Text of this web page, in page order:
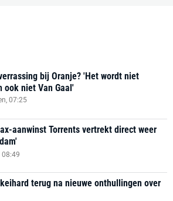
bij Oranje? 'Het wordt niet
ook niet Van Gaal'
07:25
aanwinst Torrents vertrekt direct weer
08:49
terug na nieuwe onthullingen over